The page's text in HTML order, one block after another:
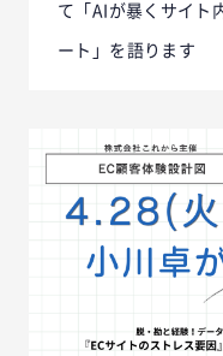
て「AIが暴くサイト
ート」を語ります